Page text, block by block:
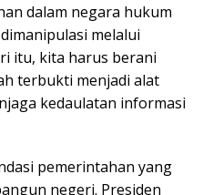
dalam negara hukum
melalui
itu, kita harus berani
terbukti menjadi alat
kedaulatan informasi
pemerintahan yang
negeri. Presiden